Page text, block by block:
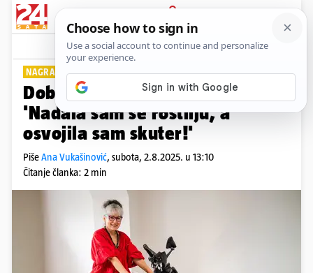
PRIJAVA
Lifestyle Komentari
NAGRADNA IGRA 'VOZI, ROŠTILJAJ, UŽIVAJ'
Dobitnica nagrade Snježana:
'Nadala sam se roštilju, a
osvojila sam skuter!'
PišeAna Vukašinović, subota, 2.8.2025. u 13:10
Čitanje članka: 2 min